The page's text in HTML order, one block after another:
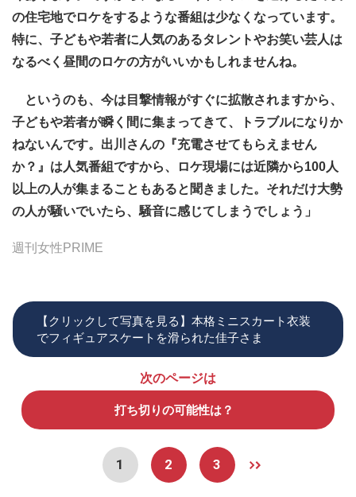
の住宅地でロケをするような番組は少なくなっています。
特に、子どもや若者に人気のあるタレントやお笑い芸人は
なるべく昼間のロケの方がいいかもしれませんね。
というのも、今は目撃情報がすぐに拡散されますから、
子どもや若者が瞬く間に集まってきて、トラブルになりか
ねないんです。出川さんの『充電させてもらえません
か？』は人気番組ですから、ロケ現場には近隣から100人
以上の人が集まることもあると聞きました。それだけ大勢
の人が騒いでいたら、騒音に感じてしまうでしょう」
週刊女性PRIME
【クリックして写真を見る】本格ミニスカート衣装
でフィギュアスケートを滑られた佳子さま
次のページは
打ち切りの可能性は？
1 2 3